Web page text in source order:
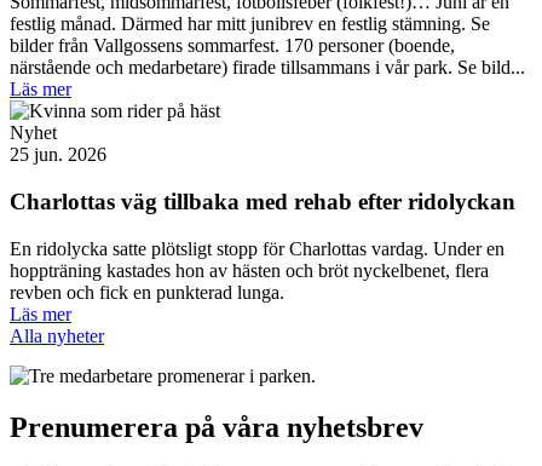
festlig månad. Därmed har mitt junibrev en festlig stämning. Se
bilder från Vallgossens sommarfest. 170 personer (boende,
närstående och medarbetare) firade tillsammans i vår park. Se bild...
Läs mer
Nyhet
25 jun. 2026
Charlottas väg tillbaka med rehab efter ridolyckan
En ridolycka satte plötsligt stopp för Charlottas vardag. Under en
hoppträning kastades hon av hästen och bröt nyckelbenet, flera
revben och fick en punkterad lunga.
Läs mer
Alla nyheter
Prenumerera på våra nyhetsbrev